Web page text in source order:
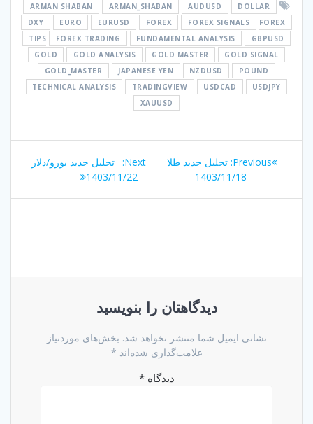
ARMAN SHABAN ARMAN_SHABAN AUDUSD
DOLLAR
DXY
EURO EURUSD FOREX FOREX SIGNALS
FOREX
TIPS
FOREX TRADING FUNDAMENTAL ANALYSIS
GBPUSD
GOLD
GOLD ANALYSIS GOLD MASTER
GOLD SIGNAL
GOLD_MASTER
JAPANESE YEN NZDUSD
POUND
TECHNICAL ANALYSIS
TRADINGVIEW USDCAD
USDJPY
XAUUSD
راهبری
نوشته
Previous:
Previous
post:
تحلیل جدید طلا
– 1403/11/18
Next:
Next
post:
تحلیل جدید یورو/دلار
– 1403/11/22
دیدگاهتان را بنویسید
نشانی ایمیل شما منتشر نخواهد شد. بخش‌های موردنیاز
علامت‌گذاری شده‌اند *
دیدگاه*